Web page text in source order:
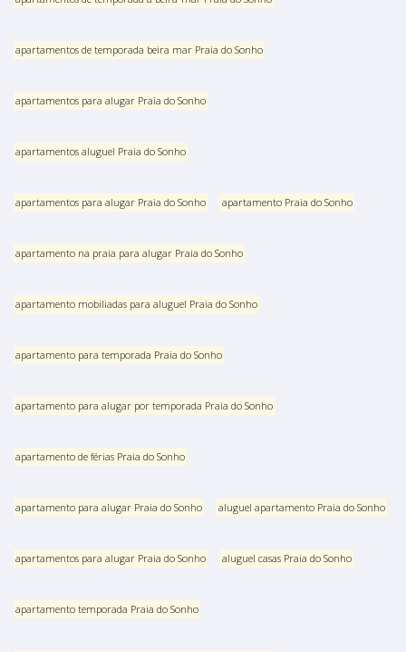
apartamentos de temporada beira mar Praia do Sonho
apartamentos para alugar Praia do Sonho
apartamentos aluguel Praia do Sonho
apartamentos para alugar Praia do Sonho apartamento Praia do Sonho
apartamento na praia para alugar Praia do Sonho
apartamento mobiliadas para aluguel Praia do Sonho
apartamento para temporada Praia do Sonho
apartamento para alugar por temporada Praia do Sonho
apartamento de férias Praia do Sonho
apartamento para alugar Praia do Sonho aluguel apartamento Praia do Sonho
apartamentos para alugar Praia do Sonho aluguel casas Praia do Sonho
apartamento temporada Praia do Sonho